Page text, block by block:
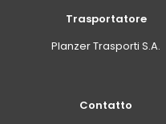
Trasportatore
Planzer Trasporti S.A.
Contatto